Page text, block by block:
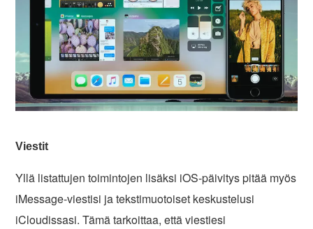
Viestit
Yllä listattujen toimintojen lisäksi iOS-päivitys pitää myös
iMessage-viestisi ja tekstimuotoiset keskustelusi
iCloudissasi. Tämä tarkoittaa, että viestiesi